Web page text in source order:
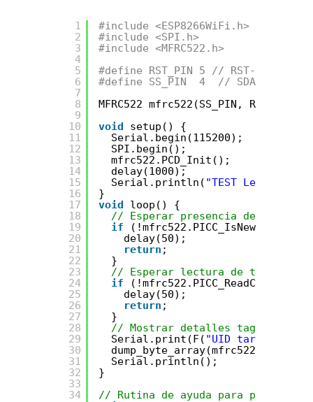
1
2
3
4
5
6
7
8
9
10
11
12
13
14
15
16
17
18
19
20
21
22
23
24
25
26
27
28
29
30
31
32
33
34
#include <ESP8266WiFi.h>
#include <SPI.h>
#include <MFRC522.h>
#define RST_PIN 5 // RST-PIN for
#define SS_PIN  4  // SDA-PIN for
MFRC522 mfrc522(SS_PIN, RST_PIN);
void
setup() {
Serial.begin(115200);
SPI.begin();
mfrc522.PCD_Init();
delay(1000);
Serial.println( "TEST Lector
}
void
loop() {
// Esperar presencia de nueva
if
delay(50);
return ;
}
// Esperar lectura de tarjeta
if
delay(50);
return ;
}
// Mostrar detalles tag/tarjeta
Serial.print(F( "UID tarjeta:"
Serial.println();
}
// Rutina de ayuda para pasar un